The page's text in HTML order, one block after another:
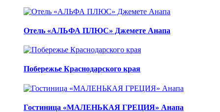
Отель «АЛЬФА ПЛЮС» Джемете Анапа
Побережье Краснодарского края
Гостиница «МАЛЕНЬКАЯ ГРЕЦИЯ» Анапа